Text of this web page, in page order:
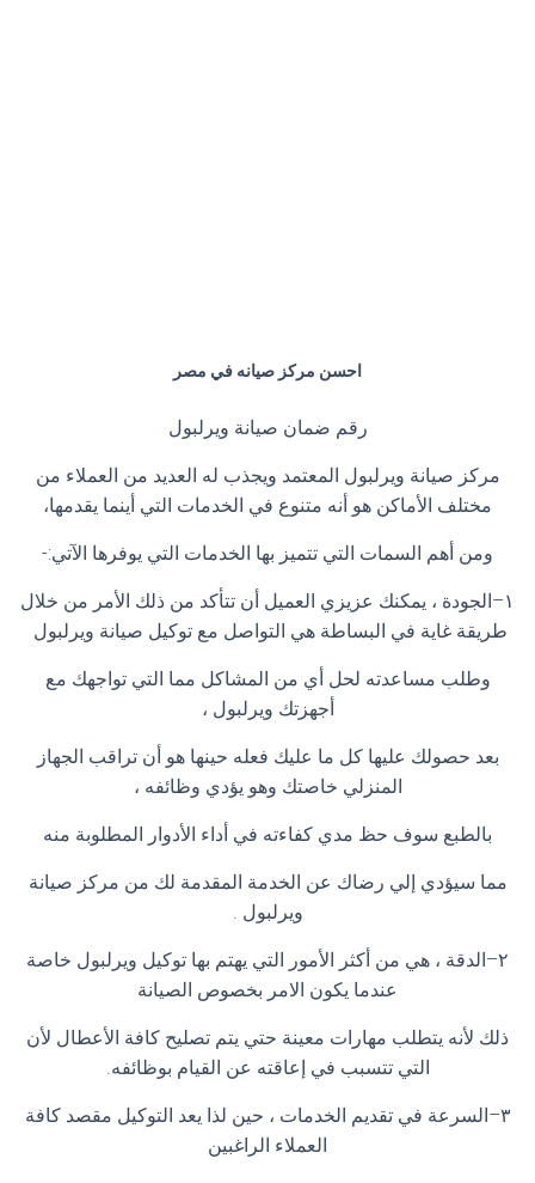
احسن مركز صيانه في مصر
رقم ضمان صيانة ويرلبول
مركز صيانة ويرلبول المعتمد ويجذب له العديد من العملاء من
مختلف الأماكن هو أنه متنوع في الخدمات التي أينما يقدمها،
ومن أهم السمات التي تتميز بها الخدمات التي يوفرها الآتي:-
١–الجودة ، يمكنك عزيزي العميل أن تتأكد من ذلك الأمر من خلال
طريقة غاية في البساطة هي التواصل مع توكيل صيانة ويرلبول
وطلب مساعدته لحل أي من المشاكل مما التي تواجهك مع
أجهزتك ويرلبول ،
بعد حصولك عليها كل ما عليك فعله حينها هو أن تراقب الجهاز
المنزلي خاصتك وهو يؤدي وظائفه ،
بالطبع سوف حظ مدي كفاءته في أداء الأدوار المطلوبة منه
مما سيؤدي إلي رضاك عن الخدمة المقدمة لك من مركز صيانة
ويرلبول .
٢–الدقة ، هي من أكثر الأمور التي يهتم بها توكيل ويرلبول خاصة
عندما يكون الامر بخصوص الصيانة
ذلك لأنه يتطلب مهارات معينة حتي يتم تصليح كافة الأعطال لأن
التي تتسبب في إعاقته عن القيام بوظائفه.
٣–السرعة في تقديم الخدمات ، حين لذا يعد التوكيل مقصد كافة
العملاء الراغبين